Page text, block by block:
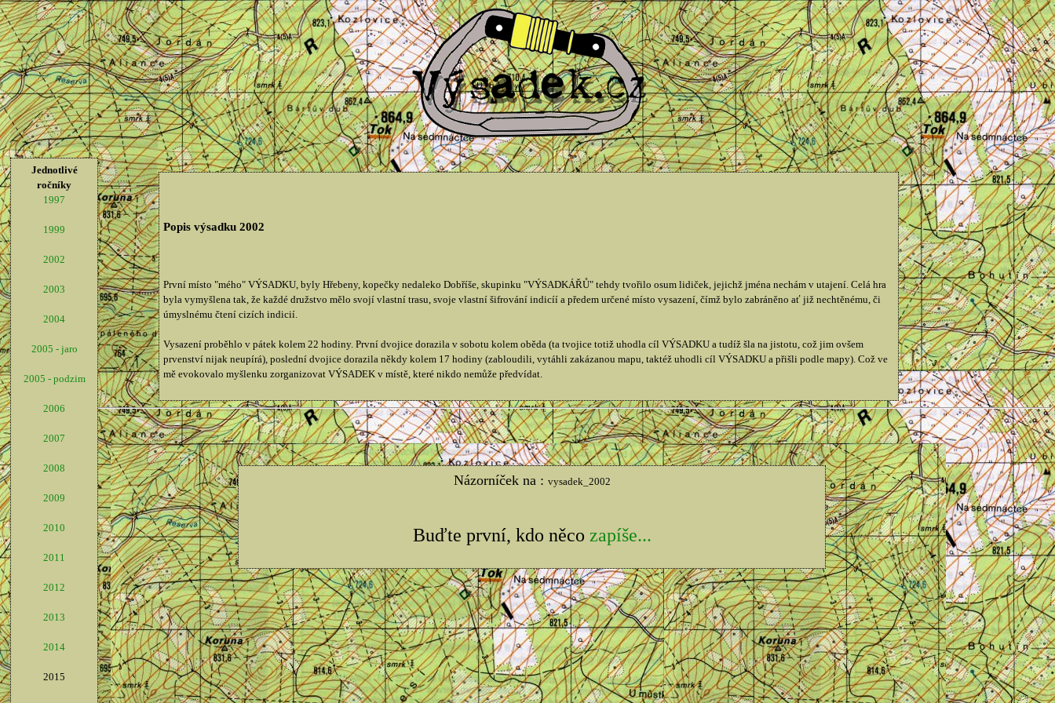
Jednotlivé
ročníky
1997
1999
2002
2003
2004
2005 - jaro
2005 - podzim
2006
2007
2008
2009
2010
2011
2012
2013
2014
2015
Popis výsadku 2002
První místo "mého" VÝSADKU, byly Hřebeny, kopečky nedaleko Dobříše, skupinku "VÝSADKÁŘŮ" tehdy tvořilo osum lidiček, jejichž jména nechám v utajení. Celá hra
byla vymyšlena tak, že každé družstvo mělo svojí vlastní trasu, svoje vlastní šifrování indicíí a předem určené místo vysazení, čímž bylo zabráněno ať již nechtěnému, či
úmyslnému čtení cizích indicií.
Vysazení proběhlo v pátek kolem 22 hodiny. První dvojice dorazila v sobotu kolem oběda (ta tvojice totiž uhodla cíl VÝSADKU a tudíž šla na jistotu, což jim ovšem
prvenství nijak neupírá), poslední dvojice dorazila někdy kolem 17 hodiny (zabloudili, vytáhli zakázanou mapu, taktéž uhodli cíl VÝSADKU a přišli podle mapy). Což ve
mě evokovalo myšlenku zorganizovat VÝSADEK v místě, které nikdo nemůže předvídat.